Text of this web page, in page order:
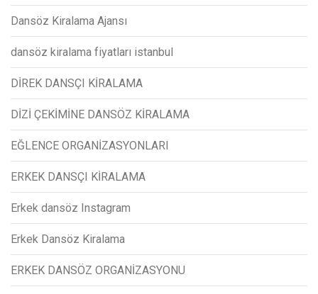
Dansöz Kiralama Ajansı
dansöz kiralama fiyatları istanbul
DİREK DANSÇI KİRALAMA
DİZİ ÇEKİMİNE DANSÖZ KİRALAMA
EĞLENCE ORGANİZASYONLARI
ERKEK DANSÇI KİRALAMA
Erkek dansöz Instagram
Erkek Dansöz Kiralama
ERKEK DANSÖZ ORGANİZASYONU